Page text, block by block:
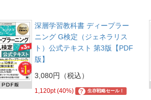
深層学習教科書 ディープラー
ニング G検定（ジェネラリス
ト）公式テキスト 第3版【PDF
版】
3,080円（税込）
1,120pt (40%) ? 生存戦略セール！